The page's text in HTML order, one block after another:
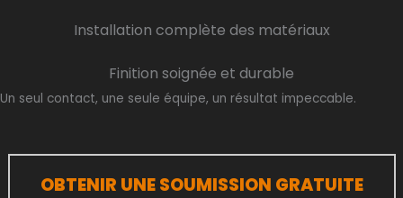
Installation complète des matériaux
Finition soignée et durable
Un seul contact, une seule équipe, un résultat impeccable.
OBTENIR UNE SOUMISSION GRATUITE